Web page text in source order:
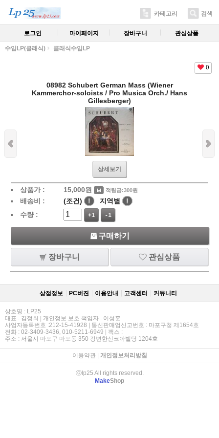
카테고리 검색
로그인 마이페이지 장바구니 관심상품
수입LP(클래식) 클래식수입LP
0
08982 Schubert German Mass (Wiener
Kammerchor-soloists / Pro Musica Orch./ Hans
Gillesberger)
상세보기
상품가 : 15,000원 적립금:300원
배송비 : (조건) ! 지역별
!
수량 :
+1 -1
구매하기
장바구니 관심상품
상점정보 PC버젼 이용안내 고객센터 커뮤니티
상호명 : LP25
대표 : 김정희 | 개인정보 보호 책임자 : 이성훈
사업자등록번호 :212-15-41928 | 통신판매업신고번호 : 마포구청 제1654호
전화 : 02-3409-3436, 010-5211-6949 | 팩스 :
주소 : 서울시 마포구 마포동 350 강변한신코아빌딩 1204호
이용약관| 개인정보처리방침
ⓒlp25 All rights reserved.
MakeShop